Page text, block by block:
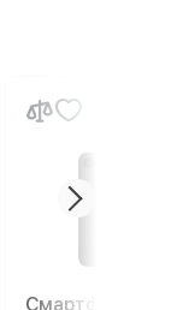
Смартфон Apple